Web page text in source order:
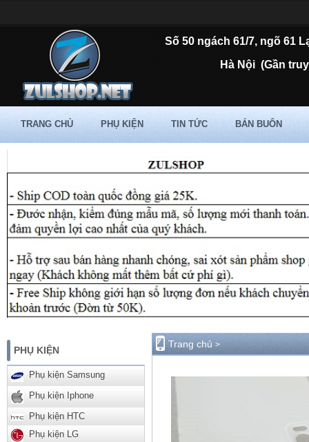
Số 50 ngách 61/7, ngõ 61
Hà Nội (Gần
TRANG CHỦ PHỤ KIỆN TIN TỨC BÁN BUÔN
PHỤ KIỆN
Phụ kiện Samsung
Phụ kiện Iphone
Phụ kiện HTC
Phụ kiện LG
Trang chủ >